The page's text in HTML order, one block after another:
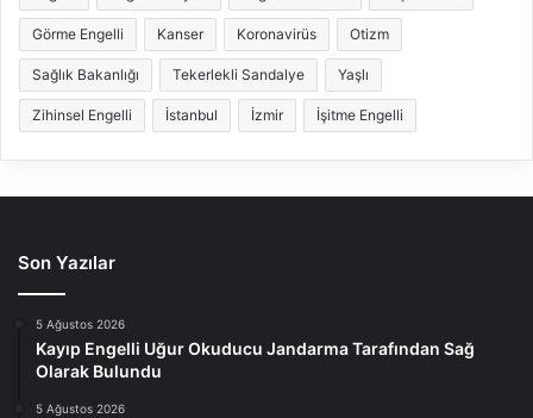
Görme Engelli Kanser Koronavirüs Otizm
Sağlık Bakanlığı Tekerlekli Sandalye Yaşlı
Zihinsel Engelli İstanbul İzmir İşitme Engelli
Son Yazılar
5 Ağustos 2026
Kayıp Engelli Uğur Okuducu Jandarma Tarafından Sağ
Olarak Bulundu
5 Ağustos 2026